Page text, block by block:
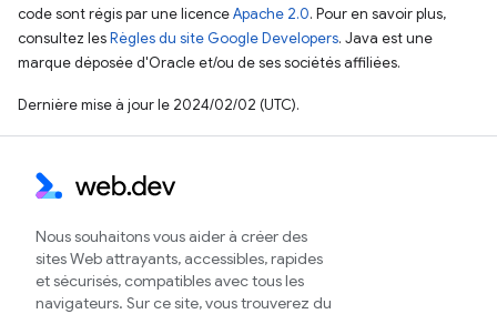
code sont régis par une licenceApache 2.0. Pour en savoir plus,
consultez lesRègles du site Google Developers. Java est une
marque déposée d'Oracle et/ou de ses sociétés affiliées.
Dernière mise à jour le 2024/02/02 (UTC).
Nous souhaitons vous aider à créer des
sites Web attrayants, accessibles, rapides
et sécurisés, compatibles avec tous les
navigateurs. Sur ce site, vous trouverez du